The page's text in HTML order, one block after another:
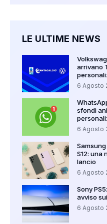
LE ULTIME NEWS
arrivano
6 Agosto
sfondi
6 Agosto
Samsung
S12: una
lancio
6 Agosto
Sony
avviso
6 Agosto